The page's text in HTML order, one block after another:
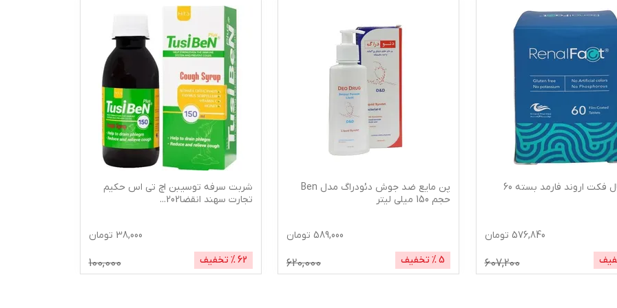
قرص رنال فکت اروند فارمد بسته 60
576,840 تومان
607,200
پن مایع ضد جوش دئودراگ مدل Ben
حجم 150 میلی لیتر
589,000 تومان
5% تخفیف 620,000
شربت سرفه توسیبن اچ تی اس حکیم
تجارت سهند انقضا202
...
38,000 تومان
62% تخفیف 100,000